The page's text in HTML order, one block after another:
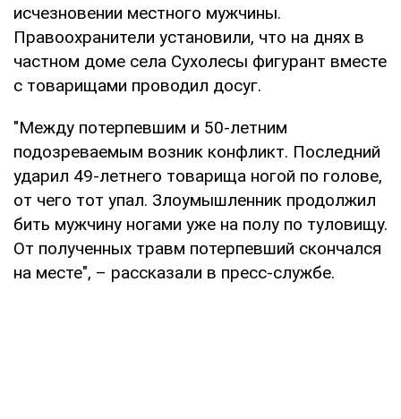
исчезновении местного мужчины.
Правоохранители установили, что на днях в
частном доме села Сухолесы фигурант вместе
с товарищами проводил досуг.
"Между потерпевшим и 50-летним
подозреваемым возник конфликт. Последний
ударил 49-летнего товарища ногой по голове,
от чего тот упал. Злоумышленник продолжил
бить мужчину ногами уже на полу по туловищу.
От полученных травм потерпевший скончался
на месте", – рассказали в пресс-службе.